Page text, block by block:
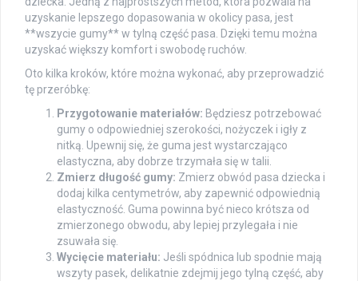
uzyskanie lepszego dopasowania w okolicy pasa, jest
**wszycie gumy** w tylną część pasa. Dzięki temu można
uzyskać większy komfort i swobodę ruchów.
Oto kilka kroków, które można wykonać, aby przeprowadzić
tę przeróbkę:
Przygotowanie materiałów: Będziesz potrzebować
gumy o odpowiedniej szerokości, nożyczek i igły z
nitką. Upewnij się, że guma jest wystarczająco
elastyczna, aby dobrze trzymała się w talii.
Zmierz długość gumy: Zmierz obwód pasa dziecka i
dodaj kilka centymetrów, aby zapewnić odpowiednią
elastyczność. Guma powinna być nieco krótsza od
zmierzonego obwodu, aby lepiej przylegała i nie
zsuwała się.
Wycięcie materiału: Jeśli spódnica lub spodnie mają
wszyty pasek, delikatnie zdejmij jego tylną część, aby